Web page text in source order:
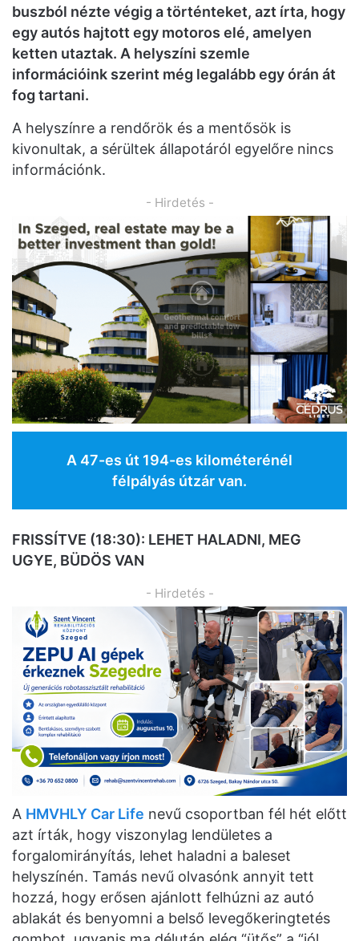
buszból nézte végig a történteket, azt írta, hogy
egy autós hajtott egy motoros elé, amelyen
ketten utaztak. A helyszíni szemle
információink szerint még legalább egy órán át
fog tartani.
A helyszínre a rendőrök és a mentősök is
kivonultak, a sérültek állapotáról egyelőre nincs
információnk.
- Hirdetés -
A 47-es út 194-es kilométerénél
félpályás útzár van.
FRISSÍTVE (18:30): LEHET HALADNI, MEG
UGYE, BÜDÖS VAN
- Hirdetés -
A HMVHLY Car Life nevű csoportban fél hét előtt
azt írták, hogy viszonylag lendületes a
forgalomirányítás, lehet haladni a baleset
helyszínén. Tamás nevű olvasónk annyit tett
hozzá, hogy erősen ajánlott felhúzni az autó
ablakát és benyomni a belső levegőkeringtetés